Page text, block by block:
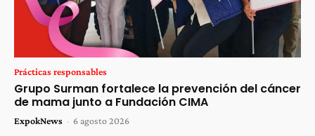
Prácticas responsables
Grupo Surman fortalece la prevención del cáncer
de mama junto a Fundación CIMA
ExpokNews - 6 agosto 2026